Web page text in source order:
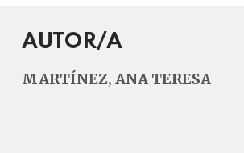
AUTOR/A
MARTÍNEZ, ANA TERESA